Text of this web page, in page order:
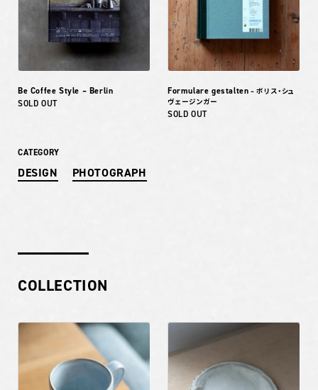
Be Coffee Style – Berlin
SOLD OUT
Formulare gestalten – ボリス・シュ
ヴェージンガー
SOLD OUT
CATEGORY
DESIGN PHOTOGRAPH
COLLECTION